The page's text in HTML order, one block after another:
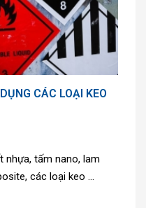
CÁC LOẠI KEO
nhựa, tấm nano, lam
các loại keo ...